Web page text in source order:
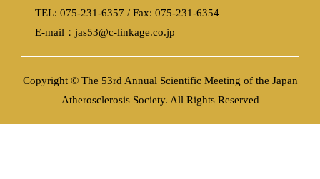
TEL: 075-231-6357 / Fax: 075-231-6354
E-mail：jas53@c-linkage.co.jp
Copyright © The 53rd Annual Scientific Meeting of the Japan
Atherosclerosis Society. All Rights Reserved